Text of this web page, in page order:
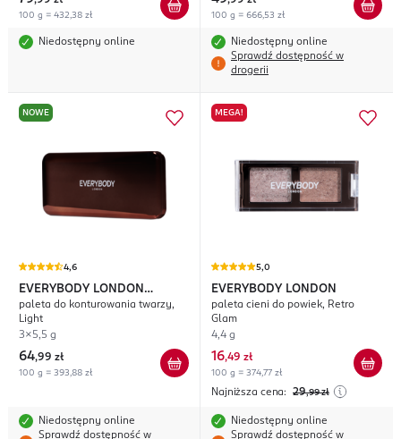
100 g = 432,38 zł
Niedostępny online
100 g = 666,53 zł
Niedostępny online
Sprawdź dostępność w
drogerii
NOWE
4,6
EVERYBODY LONDON
Luminous
paleta do konturowania twarzy,
Light
3x5,5 g
64,99 zł
100 g = 393,88 zł
Niedostępny online
Sprawdź dostępność w
MEGA!
5,0
EVERYBODY LONDON
paleta cieni do powiek, Retro
Glam
4,4 g
16,49 zł
100 g = 374,77 zł
Najniższa cena: 29,99 zł
Niedostępny online
Sprawdź dostępność w